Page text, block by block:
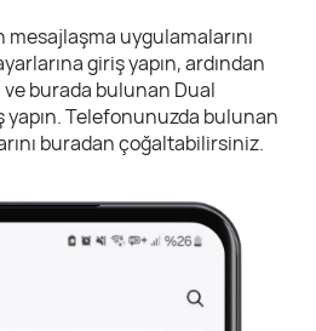
uygulamalarını
giriş yapın, ardından
burada bulunan Dual
yapın. Telefonunuzda bulunan
buradan çoğaltabilirsiniz.